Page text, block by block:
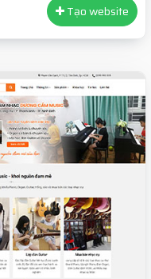
Tạo website